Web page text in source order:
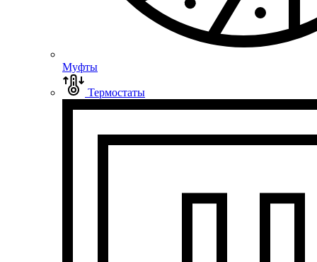
Муфты
Термостаты